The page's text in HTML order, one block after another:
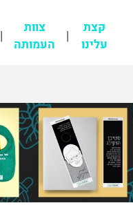
קצת
עלינו
צוות
העמותה